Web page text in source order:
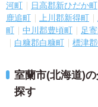
河町
日高郡新ひだか町
鹿追町
上川郡新得町
町
中川郡豊頃町 足
白糠郡白糠町
標津
室蘭市(北海道)
探す